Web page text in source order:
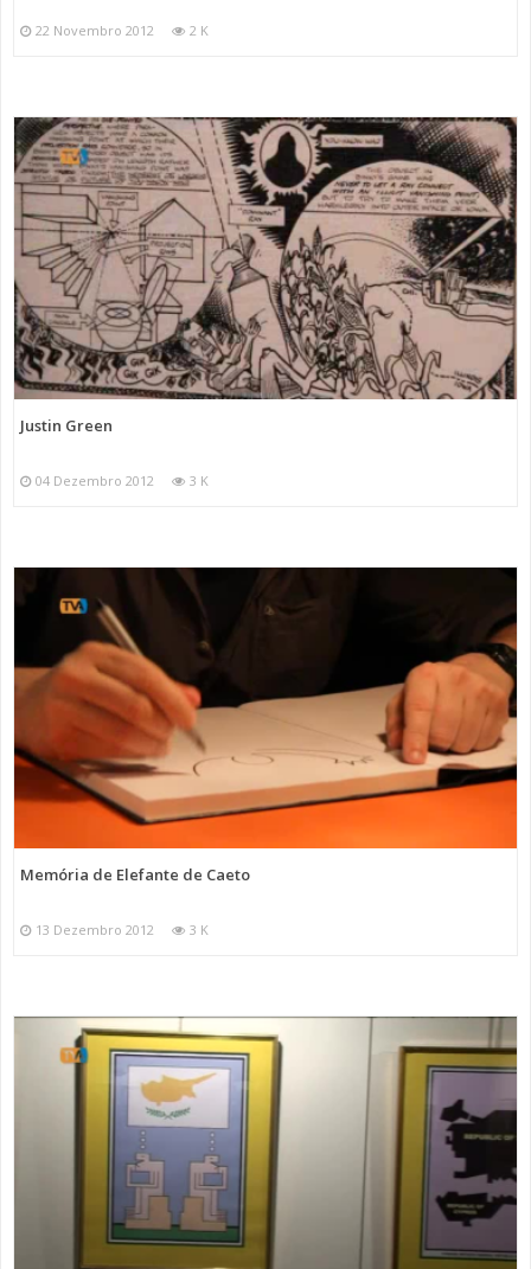
22 Novembro 2012 2 K
Justin Green
04 Dezembro 2012 3 K
Memória de Elefante de Caeto
13 Dezembro 2012 3 K